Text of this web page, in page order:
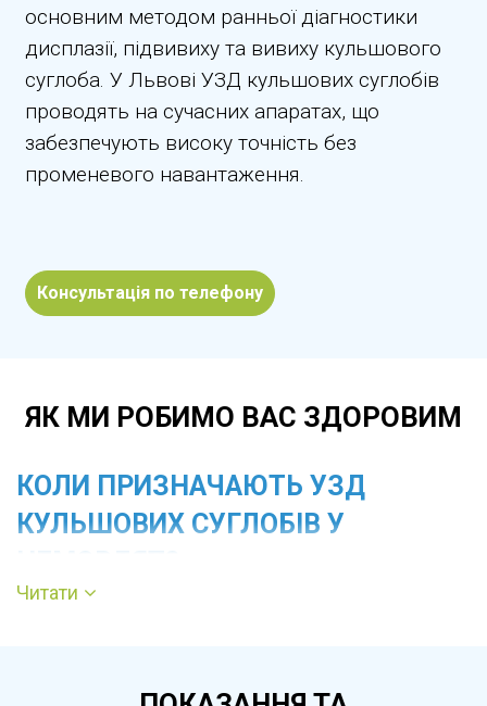
основним методом ранньої діагностики
дисплазії, підвивиху та вивиху кульшового
суглоба. У Львові УЗД кульшових суглобів
проводять на сучасних апаратах, що
забезпечують високу точність без
променевого навантаження.
Консультація по телефону
ЯК МИ РОБИМО ВАС ЗДОРОВИМ
КОЛИ ПРИЗНАЧАЮТЬ УЗД
КУЛЬШОВИХ СУГЛОБІВ У
обстеження. Обов’язково УЗД призначають
Читати